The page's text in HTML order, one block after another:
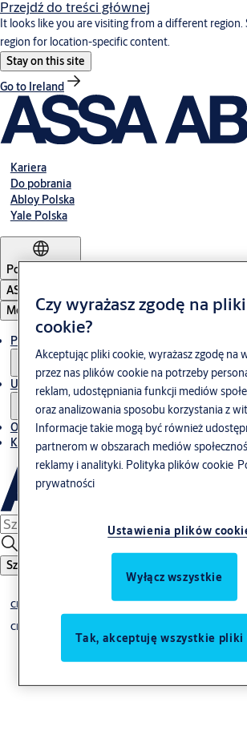
Przejdź do treści głównej
It looks like you are visiting from a different
region for location-specific content.
Stay on this site
Go to Ireland
Kariera
Do pobrania
Abloy Polska
Yale Polska
Poland
ASSA ABLOY Group
Menu
Produkty i rozwiązania
Usługi
O nas
Kontakt
Szukaj
CLIQ
CLIQ Local Manager
Czy wyrażasz zgodę na pliki
cookie?
Akceptując pliki cookie, wyrażasz zgodę na
przez nas plików cookie na potrzeby
reklam, udostępniania funkcji mediów
oraz analizowania sposobu korzystania z
Informacje takie mogą być również
partnerom w obszarach mediów
reklamy i analityki. Polityka plików cookie
prywatności
Ustawienia plików
Wyłącz wszystkie
Tak, akceptuję wszystkie pliki